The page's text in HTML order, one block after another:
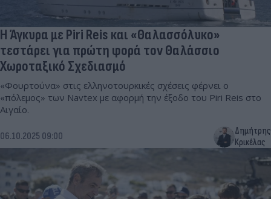
H Άγκυρα με Piri Reis και «Θαλασσόλυκο»
τεστάρει για πρώτη φορά τον Θαλάσσιο
Χωροταξικό Σχεδιασμό
«Φουρτούνα» στις ελληνοτουρκικές σχέσεις φέρνει ο
«πόλεμος» των Navtex με αφορμή την έξοδο του Piri Reis στο
Αιγαίο.
06.10.2025 09:00
Δημήτρης
Κρικέλας